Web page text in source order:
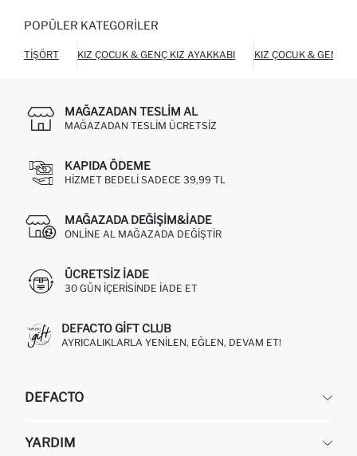
POPÜLER KATEGORILER
TIŞÖRT KIZ ÇOCUK & GENÇ KIZ AYAKKABI KIZ ÇOCUK & GENÇ
MAĞAZADAN TESLIM AL
MAĞAZADAN TESLIM ÜCRETSIZ
KAPIDA ÖDEME
HIZMET BEDELI SADECE 39,99 TL
MAĞAZADA DEĞIŞIM&İADE
ONLINE AL MAĞAZADA DEĞIŞTIR
ÜCRETSIZ IADE
30 GÜN IÇERISINDE IADE ET
DEFACTO GIFT CLUB
AYRICALIKLARLA YENILEN, EĞLEN, DEVAM ET!
DEFACTO
HAKKIMIZDA
YARDIM